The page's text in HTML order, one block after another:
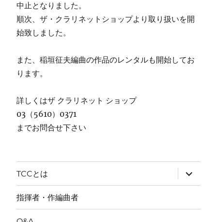
中止となりました。
順次、ザ・クラリネットショップより取り扱いを開
始致しました。
また、稲垣征夫編曲の作品のレンタルも開始してお
ります。
詳しくはザ クラリネット ショップ
03（5610）0371
までお問合せ下さい
TCCとは
ブ
メ
ー
指揮者・作編曲者